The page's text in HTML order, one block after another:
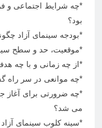
*چه شرایط اجتماعی و
بود؟
*بودجه سینمای آزاد
*موقعیت، حد و سطح
*از چه زمانی و با چه
*چه موانعی در سر راه
*چه ضرورتی برای آغاز
می شد؟
*سینه کلوب سینمای آزاد